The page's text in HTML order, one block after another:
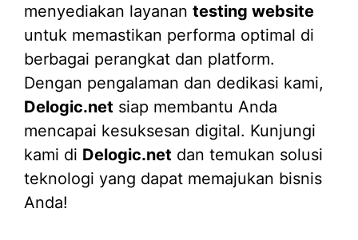
menyediakan layanan testing website
untuk memastikan performa optimal di
berbagai perangkat dan platform.
Dengan pengalaman dan dedikasi kami,
Delogic.net siap membantu Anda
mencapai kesuksesan digital. Kunjungi
kami di Delogic.net dan temukan solusi
teknologi yang dapat memajukan bisnis
Anda!